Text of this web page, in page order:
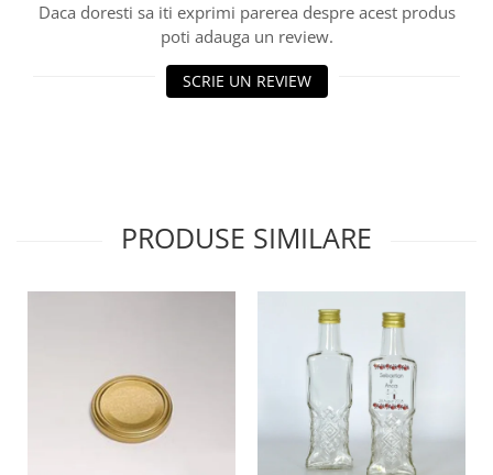
Daca doresti sa iti exprimi parerea despre acest produs
poti adauga un review.
SCRIE UN REVIEW
PRODUSE SIMILARE